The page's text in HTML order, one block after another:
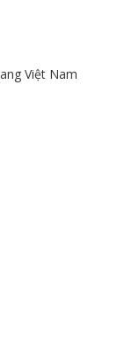
Việt Nam